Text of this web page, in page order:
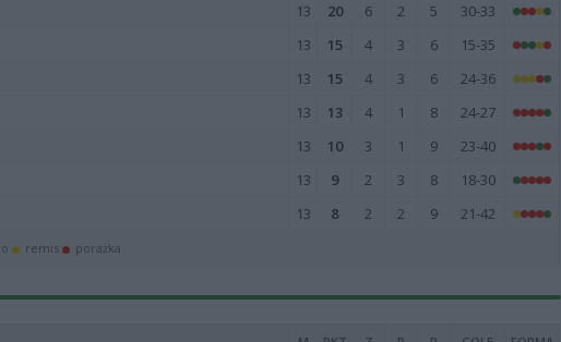
13 20 6 2 5 30-33
13 15 4 3 6 15-35
13 15 4 3 6 24-36
13 13 4 1 8 24-27
13 10 3 1 9 23-40
13 9 2 3 8 18-30
13 8 2 2 9 21-42
remis porażka